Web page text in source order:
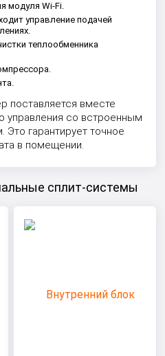
модуля Wi-Fi.
управление подачей
теплообменника
поставляется вместе
управления со встроенным
гарантирует точное
в помещении.
сплит-системы